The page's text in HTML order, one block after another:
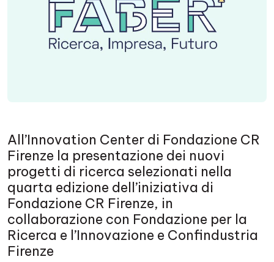
All’Innovation Center di Fondazione CR
Firenze la presentazione dei nuovi
progetti di ricerca selezionati nella
quarta edizione dell’iniziativa di
Fondazione CR Firenze, in
collaborazione con Fondazione per la
Ricerca e l’Innovazione e Confindustria
Firenze